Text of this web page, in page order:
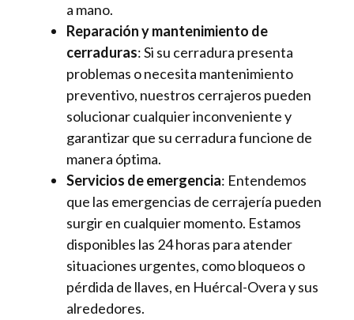
a mano.
Reparación y mantenimiento de
cerraduras: Si su cerradura presenta
problemas o necesita mantenimiento
preventivo, nuestros cerrajeros pueden
solucionar cualquier inconveniente y
garantizar que su cerradura funcione de
manera óptima.
Servicios de emergencia: Entendemos
que las emergencias de cerrajería pueden
surgir en cualquier momento. Estamos
disponibles las 24 horas para atender
situaciones urgentes, como bloqueos o
pérdida de llaves, en Huércal-Overa y sus
alrededores.